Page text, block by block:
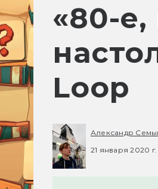
«80-
Loop
Александр
21 января 2020 г.